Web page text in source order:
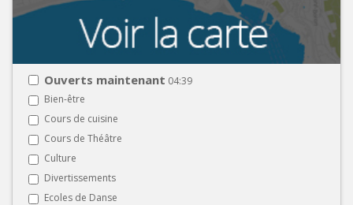
Ouverts maintenant 04:39
Bien-être
Cours de cuisine
Cours de Théâtre
Culture
Divertissements
Ecoles de Danse